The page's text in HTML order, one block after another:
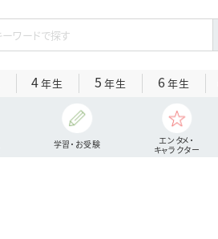
4年生 5 年生 6 年生
学習・お受験
エンタメ・
キャラクター